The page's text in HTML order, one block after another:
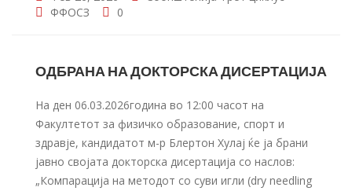
ФФОСЗ
0
ОДБРАНА НА ДОКТОРСКА ДИСЕРТАЦИЈА
На ден 06.03.2026година во 12:00 часот на
Факултетот за физичко образование, спорт и
здравје, кандидатот м-р Блертон Хулај ќе ја брани
јавно својата докторска дисертација со наслов:
„Компaрација на методот со суви игли (dry needling